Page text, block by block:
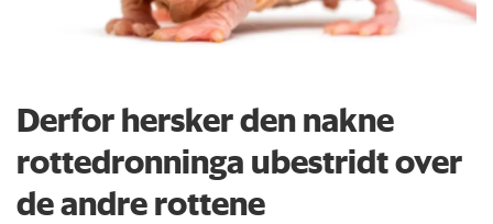
Derfor hersker den nakne
rottedronninga ubestridt over
de andre rottene